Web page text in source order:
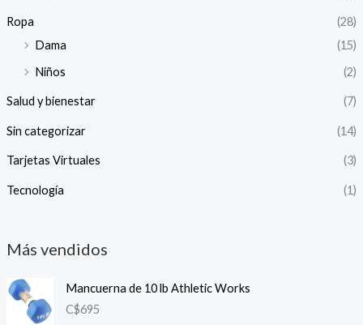
Ropa
(28)
Dama
(15)
Niños
(2)
Salud y bienestar (7)
Sin categorizar (14)
Tarjetas Virtuales (3)
Tecnología (1)
Más vendidos
Mancuerna de 10 lb Athletic Works
C$695